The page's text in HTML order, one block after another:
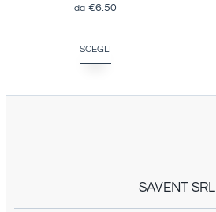
€6.50
SCEGLI
SAVENT SRL